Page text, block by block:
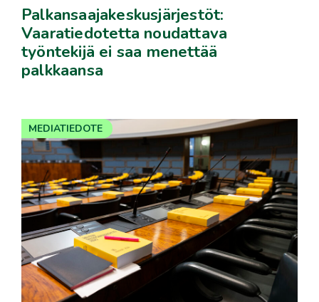
Palkansaajakeskusjärjestöt:
Vaaratiedotetta noudattava
työntekijä ei saa menettää
palkkaansa
MEDIATIEDOTE